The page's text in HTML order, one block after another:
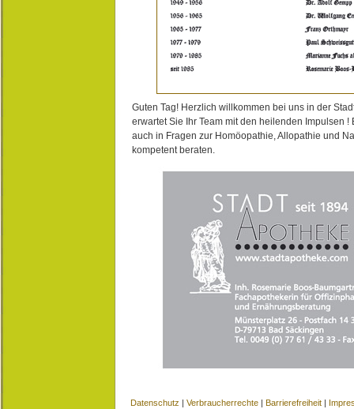
Guten Tag! Herzlich willkommen bei uns in der
erwartet Sie Ihr Team mit den heilenden Impulsen !
auch in Fragen zur Homöopathie, Allopathie und
kompetent beraten.
Datenschutz | Verbraucherrechte | Barrierefreiheit |